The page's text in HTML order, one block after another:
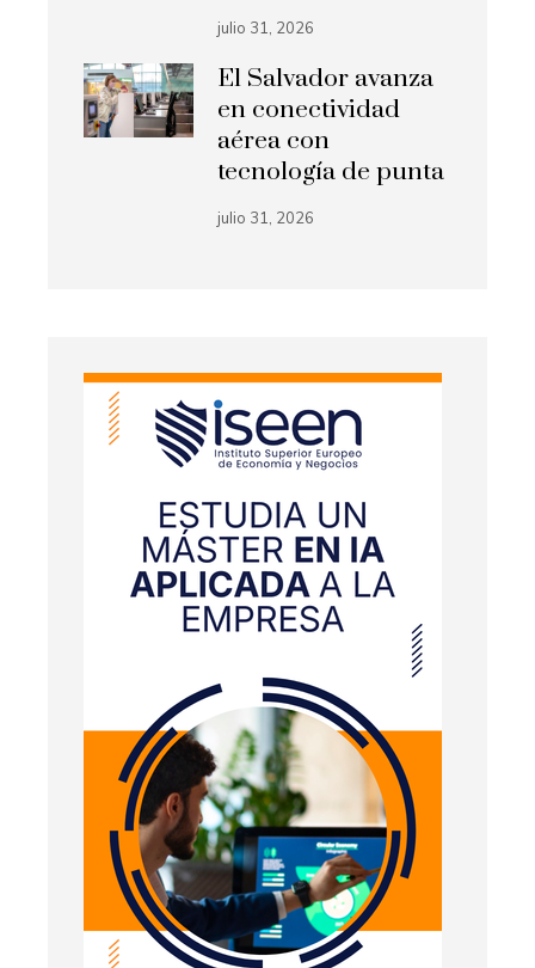
julio 31, 2026
El Salvador avanza
en conectividad
aérea con
tecnología de punta
julio 31, 2026